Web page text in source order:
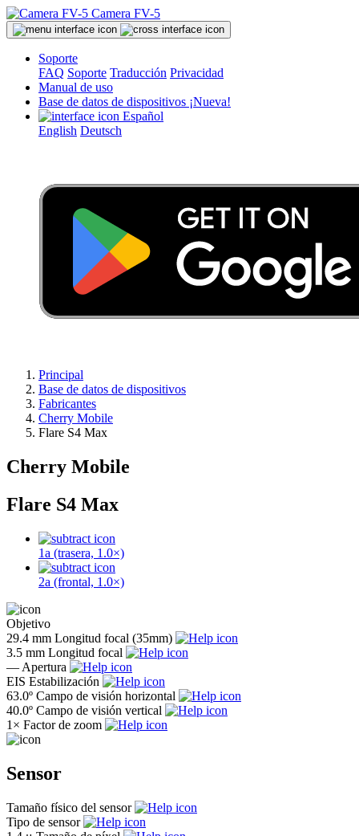
Camera FV-5
Soporte
FAQ Soporte Traducción Privacidad
Manual de uso
Base de datos de dispositivos ¡Nueva!
Español
English Deutsch
Principal
Base de datos de dispositivos
Fabricantes
Cherry Mobile
Flare S4 Max
Cherry Mobile
Flare S4 Max
1a (trasera, 1.0×)
2a (frontal, 1.0×)
Objetivo
29.4 mm Longitud focal (35mm)
3.5 mm Longitud focal
— Apertura
EIS Estabilización
63.0º Campo de visión horizontal
40.0º Campo de visión vertical
1× Factor de zoom
Sensor
Tamaño físico del sensor
Tipo de sensor